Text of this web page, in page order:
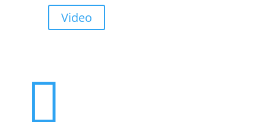
Video
